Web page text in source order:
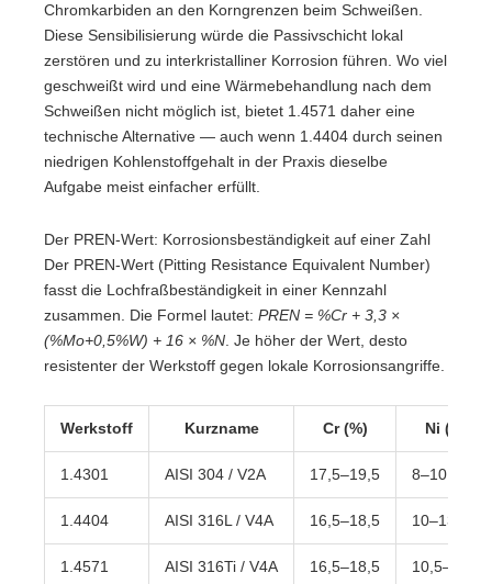
Chromkarbiden an den Korngrenzen beim Schweißen.
Diese Sensibilisierung würde die Passivschicht lokal
zerstören und zu interkristalliner Korrosion führen. Wo viel
geschweißt wird und eine Wärmebehandlung nach dem
Schweißen nicht möglich ist, bietet 1.4571 daher eine
technische Alternative — auch wenn 1.4404 durch seinen
niedrigen Kohlenstoffgehalt in der Praxis dieselbe
Aufgabe meist einfacher erfüllt.
Der PREN-Wert: Korrosionsbeständigkeit auf einer Zahl
Der PREN-Wert (Pitting Resistance Equivalent Number)
fasst die Lochfraßbeständigkeit in einer Kennzahl
zusammen. Die Formel lautet: PREN = %Cr + 3,3 ×
(%Mo+0,5%W) + 16 × %N . Je höher der Wert, desto
resistenter der Werkstoff gegen lokale Korrosionsangriffe.
Werkstoff Kurzname Cr (%) Ni (%)
1.4301 AISI 304 / V2A 17,5–19,5 8–10,5
1.4404 AISI 316L / V4A 16,5–18,5 10–13
1.4571 AISI 316Ti / V4A 16,5–18,5 10,5–13,5